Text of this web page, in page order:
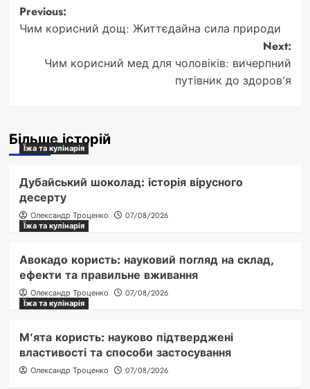
Post
navigation
Previous:
Чим корисний дощ: Життєдайна сила природи
Next:
Чим корисний мед для чоловіків: вичерпний
путівник до здоров’я
Більше історій
Їжа та кулінарія
Дубайський шоколад: історія вірусного
десерту
Олександр Троценко
07/08/2026
Їжа та кулінарія
Авокадо користь: науковий погляд на склад,
ефекти та правильне вживання
Олександр Троценко
07/08/2026
Їжа та кулінарія
М’ята користь: науково підтверджені
властивості та способи застосування
Олександр Троценко 07/08/2026